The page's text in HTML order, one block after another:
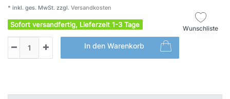
* inkl. ges. MwSt. zzgl. Versandkosten
Sofort versandfertig, Lieferzeit 1-3 Tage
In den Warenkorb
Wunschliste